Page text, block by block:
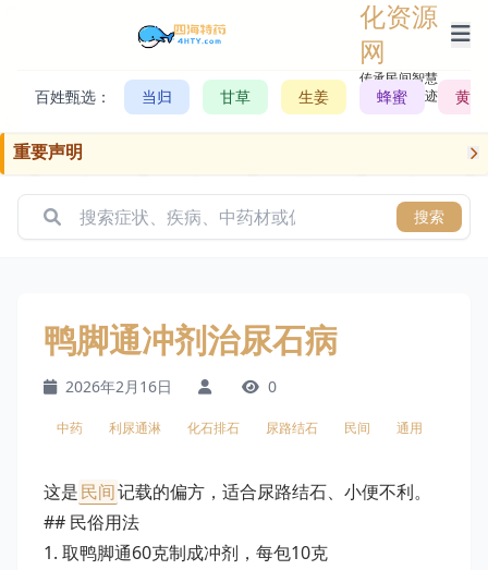
化资源
网
传承民间智慧，
记录历史轨迹
百姓甄选： 当归 甘草 生姜 蜂蜜 黄芪
重要声明
搜索
鸭脚通冲剂治尿石病
2026年2月16日 0
中药 利尿通淋 化石排石 尿路结石 民间 通用
这是民间记载的偏方，适合尿路结石、小便不利。
## 民俗用法
1. 取鸭脚通60克制成冲剂，每包10克